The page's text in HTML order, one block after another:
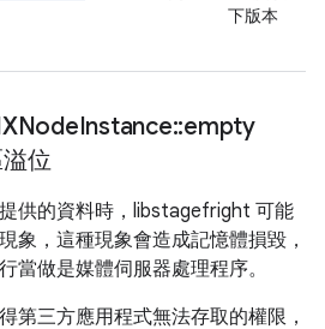
下版本
Instance::empty
位
供的資料時，libstagefright 可能
象，這種現象會造成記憶體損毀，
當做是媒體伺服器處理程序。
第三方應用程式無法存取的權限，